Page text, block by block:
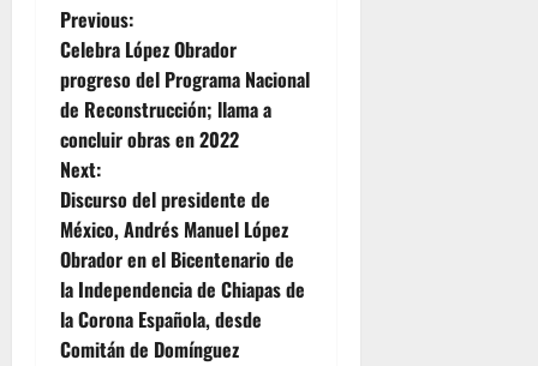
P
o
s
t
n
a
v
Previous:
Celebra López Obrador
progreso del Programa Nacional
de Reconstrucción; llama a
concluir obras en 2022
Next:
Discurso del presidente de
México, Andrés Manuel López
Obrador en el Bicentenario de
la Independencia de Chiapas de
la Corona Española, desde
Comitán de Domínguez